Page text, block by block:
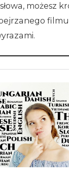
możesz